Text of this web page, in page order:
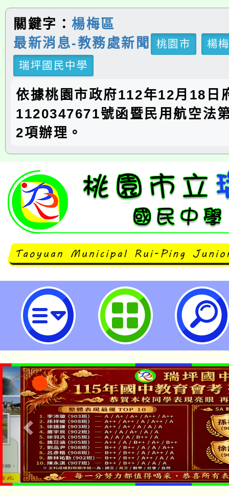
關鍵字： 楊梅區
最新消息-教務處新聞
桃園市
楊
瑞坪國民中學
依據桃園市政府112年12月18日
1120347671號函暨民用航空法
2項辦理。
修正本市禁止或限制遙控無人機飛
時間及其他管理事項公告-桃園市
「本色祭」8/29、30在
場熱烈登場!
8/21下午1時於龍潭區